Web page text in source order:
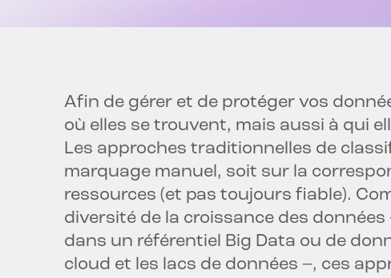
Afin de gérer et de protéger vos
où elles se trouvent, mais aussi à qui
Les approches traditionnelles de
marquage manuel, soit sur la
ressources (et pas toujours fiable).
diversité de la croissance des
dans un référentiel Big Data ou de
cloud et les lacs de données –, ces